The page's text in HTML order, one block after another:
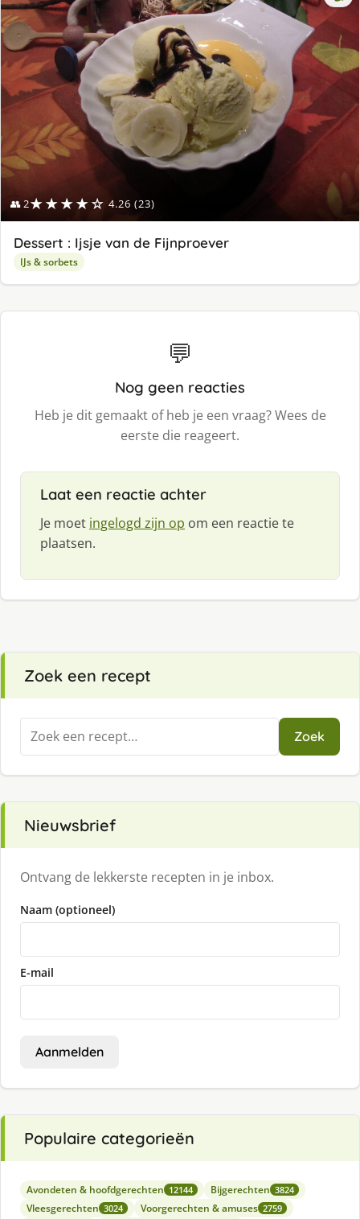
👥 2★★★★☆ 4.26 (23)
Dessert : Ijsje van de Fijnproever
IJs & sorbets
💬
Nog geen reacties
Heb je dit gemaakt of heb je een vraag? Wees de
eerste die reageert.
Laat een reactie achter
Je moet ingelogd zijn op om een reactie te
plaatsen.
Zoek een recept
Zoeken
naar:
Zoek
Nieuwsbrief
Ontvang de lekkerste recepten in je inbox.
Naam (optioneel)
E-mail
Aanmelden
Populaire categorieën
Avondeten & hoofdgerechten 12144 Bijgerechten 3824
Vleesgerechten 3024 Voorgerechten & amuses 2759